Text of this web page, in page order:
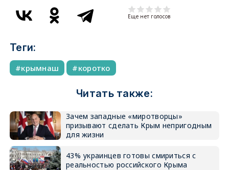
Еще нет голосов
Теги:
крымнаш коротко
Читать также:
Зачем западные «миротворцы»
призывают сделать Крым непригодным
для жизни
43% украинцев готовы смириться с
реальностью российского Крыма